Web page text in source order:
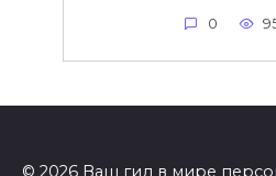
0
© 2026 Ваш гид в мире